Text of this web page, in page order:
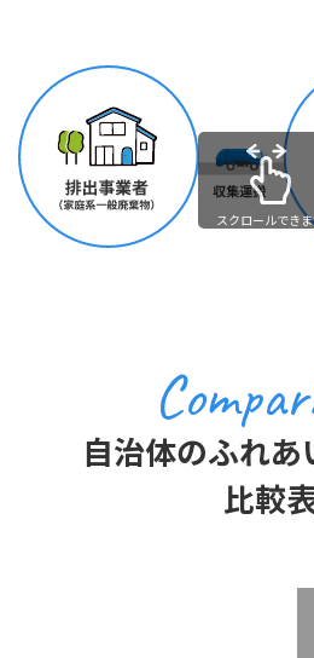
スクロールでき
自治体のふれあ
比較